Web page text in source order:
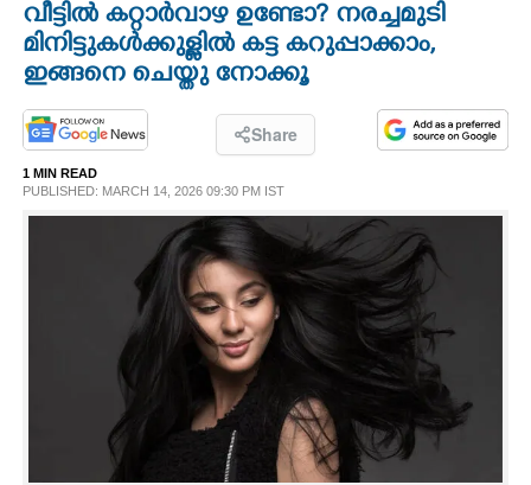
OPINION
PHOTOS
LIFESTYLE
വീട്ടിൽ കറ്റാർവാഴ ഉണ്ടോ? നരച്ചമുടി
മിനിട്ടുകൾക്കുള്ളിൽ കട്ട കറുപ്പാക്കാം,
ഇങ്ങനെ ചെയ്തു നോക്കൂ
Share
1 MIN READ
PUBLISHED: MARCH 14, 2026 09:30 PM IST